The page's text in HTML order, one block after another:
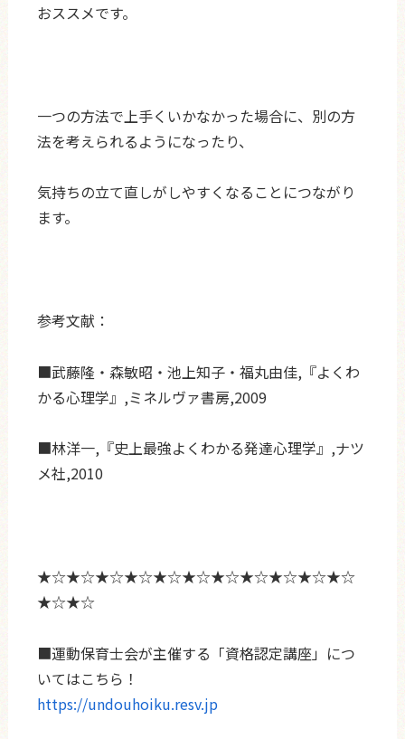
おススメです。
一つの方法で上手くいかなかった場合に、別の方
法を考えられるようになったり、
気持ちの立て直しがしやすくなることにつながり
ます。
参考文献：
■武藤隆・森敏昭・池上知子・福丸由佳,『よくわ
かる心理学』,ミネルヴァ書房,2009
■林洋一,『史上最強よくわかる発達心理学』,ナツ
メ社,2010
★☆★☆★☆★☆★☆★☆★☆★☆★☆★☆★☆
★☆★☆
■運動保育士会が主催する「資格認定講座」につ
いてはこちら！
https://undouhoiku.resv.jp